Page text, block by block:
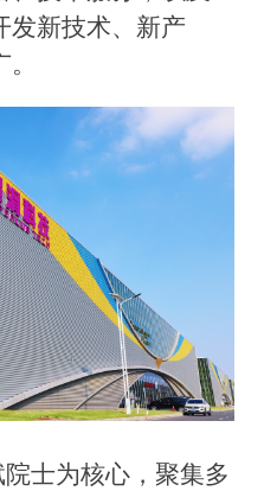
发新技术、新产
士为核心，聚集多